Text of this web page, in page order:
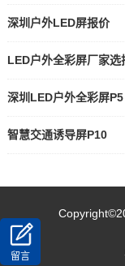
深圳户外LED屏报价
LED户外全彩屏厂家选
深圳LED户外全彩屏P5
智慧交通诱导屏P10
留言